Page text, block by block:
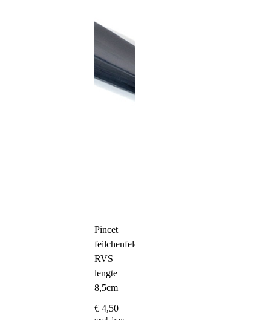
Pincet
feilchenfeld
RVS
lengte
8,5cm
€ 4,50